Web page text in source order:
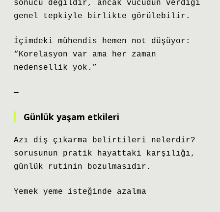
sonucu değildir, ancak vücudun verdiği
genel tepkiyle birlikte görülebilir.
İçimdeki mühendis hemen not düşüyor:
“Korelasyon var ama her zaman
nedensellik yok.”
—
Günlük yaşam etkileri
Azı diş çıkarma belirtileri nelerdir?
sorusunun pratik hayattaki karşılığı,
günlük rutinin bozulmasıdır.
Yemek yeme isteğinde azalma